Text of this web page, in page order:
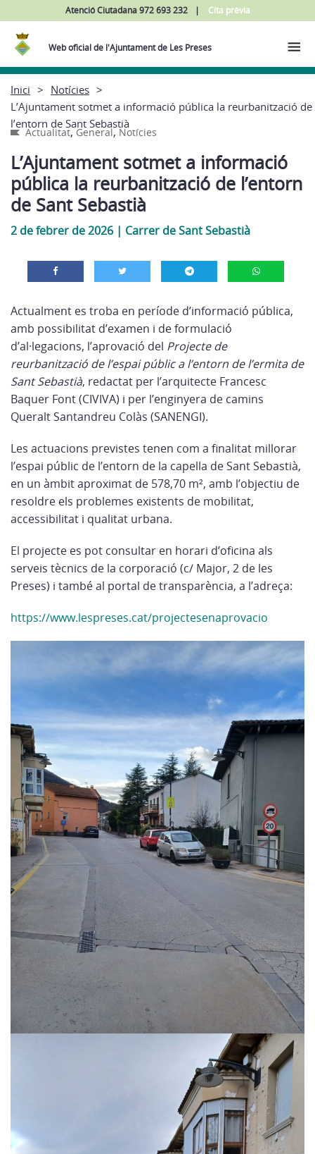
Atenció Ciutadana 972 693 232 Cita prèvia
Web oficial de l'Ajuntament de Les Preses
Inici
Notícies
L’Ajuntament sotmet a informació pública la reurbanització de
l’entorn de Sant Sebastià
Actualitat,General,Notícies
L’Ajuntament sotmet a informació
pública la reurbanització de l’entorn
de Sant Sebastià
2 de febrer de 2026 | Carrer de Sant Sebastià
Actualment es troba en període d’informació pública,
amb possibilitat d’examen i de formulació
d’al·legacions, l’aprovació del Projecte de
reurbanització de l’espai públic a l’entorn de l’ermita de
Sant Sebastià, redactat per l’arquitecte Francesc
Baquer Font (CIVIVA) i per l’enginyera de camins
Queralt Santandreu Colàs (SANENGI).
Les actuacions previstes tenen com a finalitat millorar
l’espai públic de l’entorn de la capella de Sant Sebastià,
en un àmbit aproximat de 578,70 m², amb l’objectiu de
resoldre els problemes existents de mobilitat,
accessibilitat i qualitat urbana.
El projecte es pot consultar en horari d’oficina als
serveis tècnics de la corporació (c/ Major, 2 de les
Preses) i també al portal de transparència, a l’adreça:
https://www.lespreses.cat/projectesenaprovacio